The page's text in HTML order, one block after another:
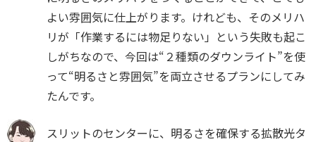
よい雰囲気に仕上がります。けれども、そのメリハ
リが「作業するには物足りない」という失敗も起こ
しがちなので、今回は“２種類のダウンライト”を使
って“明るさと雰囲気”を両立させるプランにしてみ
たんです。
スリットのセンターに、明るさを確保する拡散光タ